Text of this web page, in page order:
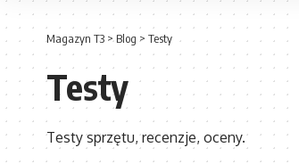
Magazyn T3 >Blog > Testy
Testy
Testy sprzętu, recenzje, oceny.